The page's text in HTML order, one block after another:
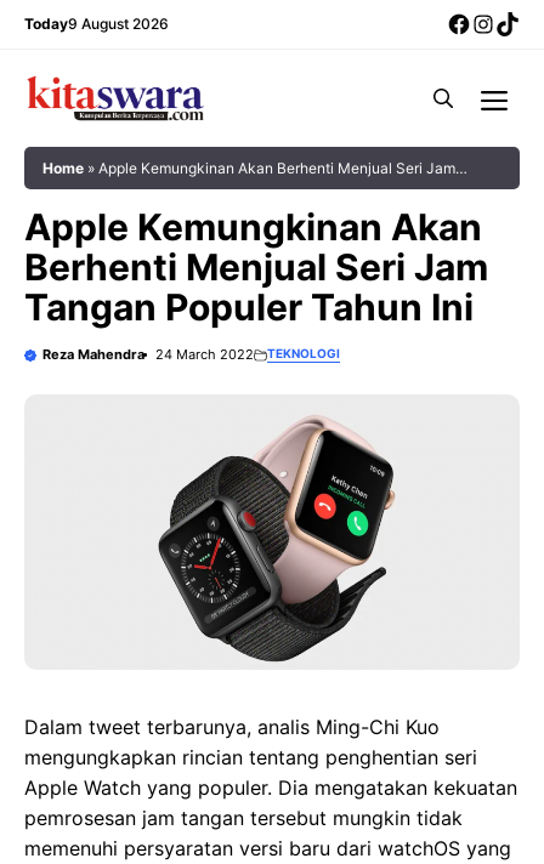
Skip
content
Today9 August 2026
Home » Apple Kemungkinan Akan Berhenti Menjual Seri Jam
Apple Kemungkinan Akan
Berhenti Menjual Seri Jam
Tangan Populer Tahun Ini
Reza Mahendra 24 March 2022 TEKNOLOGI
Dalam tweet terbarunya, analis Ming-Chi Kuo
mengungkapkan rincian tentang penghentian seri
Apple Watch yang populer. Dia mengatakan kekuatan
pemrosesan jam tangan tersebut mungkin tidak
memenuhi persyaratan versi baru dari watchOS yang